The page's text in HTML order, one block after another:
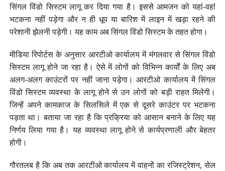
सिंगल विंडो सिस्टम लागू कर दिया गया है। इससे आमजन को यहां-वहां
भटकना नहीं पड़ेगा और न ही धूप या बारिश में लाइन में खड़ा रहने की
परेशानी झेलनी पड़ेगी। यह काम अब सिंगल विंडो सिस्टम के तहत होगा।
मीडिया रिपोर्टस के अनुसार आरटीओ कार्यालय में मंगलवार से सिंगल विंडो
सिस्टम लागू होने जा रहा है। ऐसे में लोगों को विभिन्न कार्यों के लिए अब
अलग-अलग काउंटरों पर नहीं जाना पड़ेगा। आरटीओ कार्यालय में सिंगल
विंडो सिस्टम व्यवस्था के लागू होने से उन लोगों को बड़ी राहत मिलेगी।
जिन्हें अपने कामकाज के सिलसिले में एक से दूसरे काउंटर पर भटकना
पड़ता था। बताया जा रहा है कि प्रक्रिया को आसान बनाने के लिए यह
निर्णय लिया गया है। यह व्यवस्था लागू होने से कार्यप्रणाली और बेहतर
होगी।
गौरतलब है कि अब तक आरटीओ कार्यालय में वाहनों का रजिस्ट्रेशन, सेल